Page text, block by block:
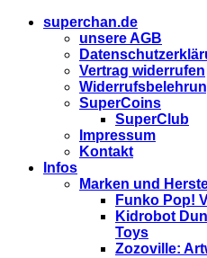
superchan.de
unsere AGB
Vertrag widerrufen
SuperCoins
SuperClub
Impressum
Kontakt
Infos
Marken und
Funko Pop!
Kidrobot
Toys
Zozoville: